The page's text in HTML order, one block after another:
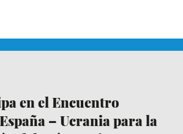
en el Encuentro
– Ucrania para la